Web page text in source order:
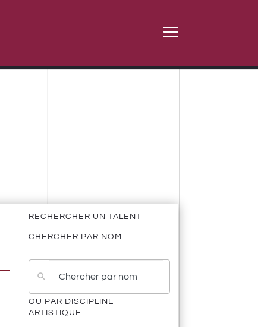
RECHERCHER UN TALENT
CHERCHER PAR NOM...
Pas
OU PAR DISCIPLINE
ARTISTIQUE...